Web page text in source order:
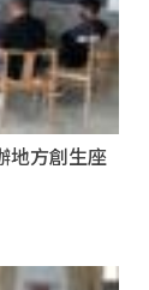
地方創生座